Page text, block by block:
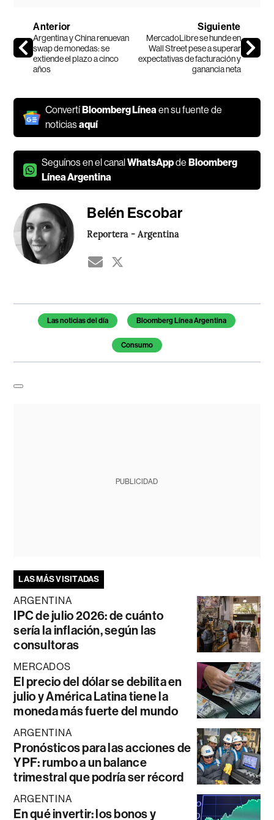
Anterior
Argentina y China renuevan
swap de monedas: se
extiende el plazo a cinco
años
Siguiente
MercadoLibre se hunde en
Wall Street pese a superar
expectativas de facturación y
ganancia neta
Convertí Bloomberg Líneaen su fuente de
noticiasaquí
Seguínos en el canalWhatsAppde Bloomberg
Línea Argentina
Belén Escobar
Reportera - Argentina
Temas de este artículo
Las noticias del día Bloomberg Línea Argentina
Consumo
PUBLICIDAD
LAS MÁS VISITADAS
ARGENTINA
IPC de julio 2026: de cuánto
sería la inflación, según las
consultoras
MERCADOS
El precio del dólar se debilita en
julio y América Latina tiene la
moneda más fuerte del mundo
ARGENTINA
Pronósticos para las acciones de
YPF: rumbo a un balance
trimestral que podría ser récord
ARGENTINA
En qué invertir: los bonos y